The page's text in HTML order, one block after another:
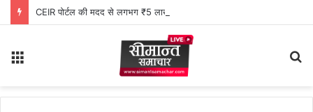
CEIR पोर्टल की मदद से लगभग ₹5 लाख मूल्य के 20 मोबाइल फोन बरामद